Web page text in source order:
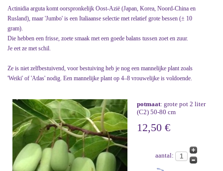
Actinidia arguta komt oorspronkelijk Oost-Azië (Japan, Korea, Noord-China en
Rusland), maar 'Jumbo' is een Italiaanse selectie met relatief grote bessen (± 10
gram).
Die hebben een frisse, zoete smaak met een goede balans tussen zoet en zuur.
Je eet ze met schil.
Ze is niet zelfbestuivend, voor bestuiving heb je nog een mannelijke plant zoals
'Weiki' of 'Atlas' nodig. Een mannelijke plant op 4–8 vrouwelijke is voldoende.
potmaat: grote pot 2 liter
(C2) 50-80 cm
12,50 €
aantal: